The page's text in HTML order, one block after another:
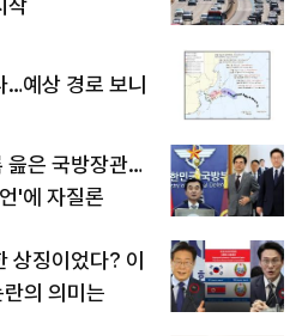
작
예상 경로 보니
읊은 국방장관…
'에 자질론
상징이었다? 이
의 의미는